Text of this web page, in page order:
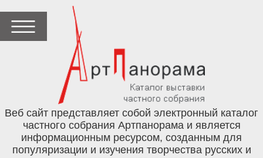
Веб сайт представляет собой электронный каталог
частного собрания Артпанорама и является
информационным ресурсом, созданным для
популяризации и изучения творчества русских и